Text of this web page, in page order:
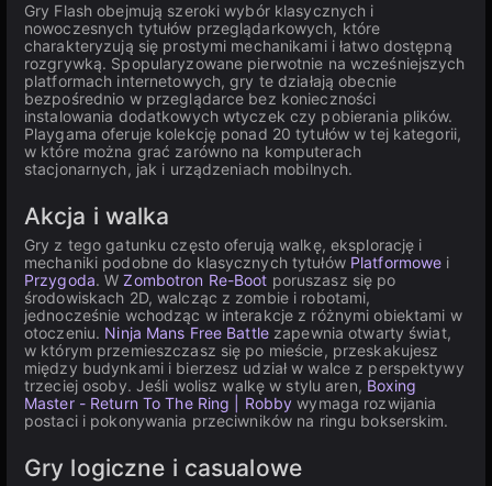
Gry Flash obejmują szeroki wybór klasycznych i
nowoczesnych tytułów przeglądarkowych, które
charakteryzują się prostymi mechanikami i łatwo dostępną
rozgrywką. Spopularyzowane pierwotnie na wcześniejszych
platformach internetowych, gry te działają obecnie
bezpośrednio w przeglądarce bez konieczności
instalowania dodatkowych wtyczek czy pobierania plików.
Playgama oferuje kolekcję ponad 20 tytułów w tej kategorii,
w które można grać zarówno na komputerach
stacjonarnych, jak i urządzeniach mobilnych.
Akcja i walka
Gry z tego gatunku często oferują walkę, eksplorację i
mechaniki podobne do klasycznych tytułów Platformowe i
Przygoda. WZombotron Re-Boot poruszasz się po
środowiskach 2D, walcząc z zombie i robotami,
jednocześnie wchodząc w interakcje z różnymi obiektami w
otoczeniu. Ninja Mans Free Battlezapewnia otwarty świat,
w którym przemieszczasz się po mieście, przeskakujesz
między budynkami i bierzesz udział w walce z perspektywy
trzeciej osoby. Jeśli wolisz walkę w stylu aren, Boxing
Master - Return To The Ring | Robby wymaga rozwijania
postaci i pokonywania przeciwników na ringu bokserskim.
Gry logiczne i casualowe